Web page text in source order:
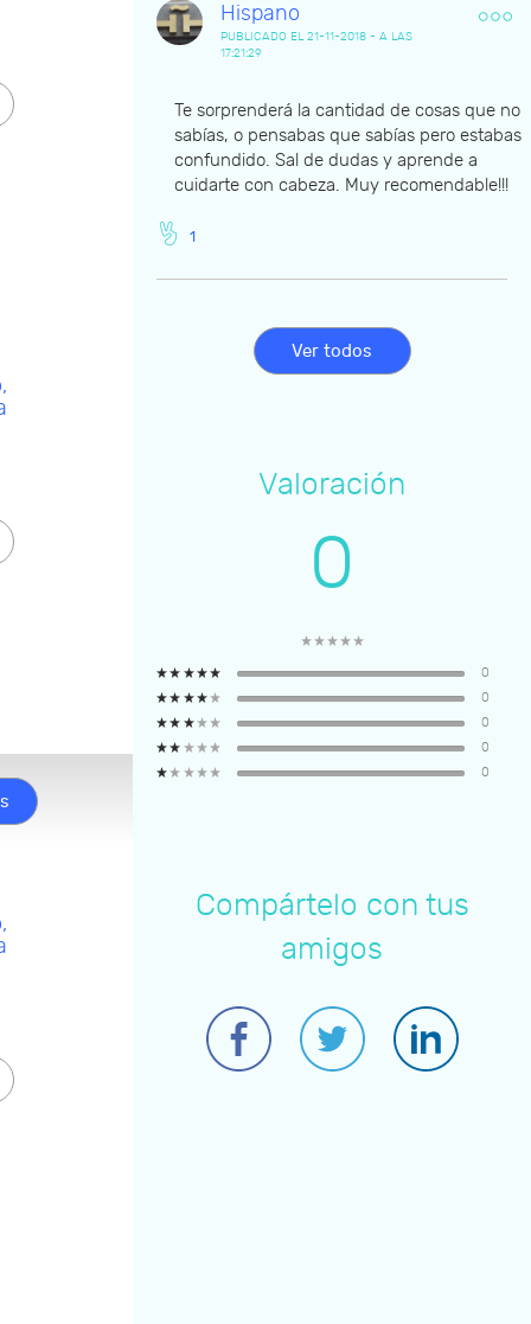
Hispano
PUBLICADO EL 21-11-2018 - A LAS
17:21:29
Te sorprenderá la cantidad de cosas que no
sabías, o pensabas que sabías pero estabas
confundido. Sal de dudas y aprende a
cuidarte con cabeza. Muy recomendable!!!
1
Ver todos
Valoración
0
0
0
0
0
0
Compártelo con tus
amigos